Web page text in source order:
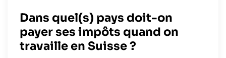
Dans quel(s) pays doit-on
payer ses impôts quand on
travaille en Suisse ?